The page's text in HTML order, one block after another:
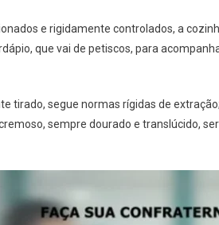
e rigidamente controlados, a
que vai de petiscos, para
tirado, segue normas rígidas de
sempre dourado e translúcido,